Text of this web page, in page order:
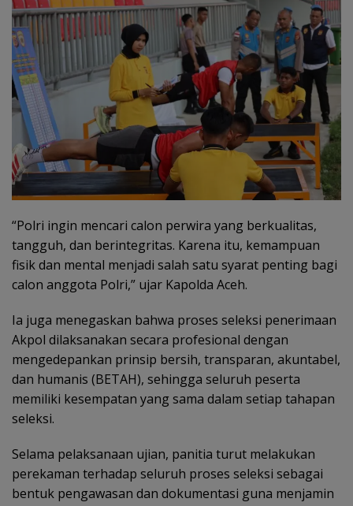
“Polri ingin mencari calon perwira yang berkualitas,
tangguh, dan berintegritas. Karena itu, kemampuan
fisik dan mental menjadi salah satu syarat penting bagi
calon anggota Polri,” ujar Kapolda Aceh.
Ia juga menegaskan bahwa proses seleksi penerimaan
Akpol dilaksanakan secara profesional dengan
mengedepankan prinsip bersih, transparan, akuntabel,
dan humanis (BETAH), sehingga seluruh peserta
memiliki kesempatan yang sama dalam setiap tahapan
seleksi.
Selama pelaksanaan ujian, panitia turut melakukan
perekaman terhadap seluruh proses seleksi sebagai
bentuk pengawasan dan dokumentasi guna menjamin